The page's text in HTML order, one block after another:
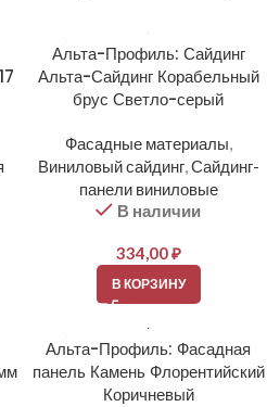
Альта-Профиль: Сайдинг
Альта-Сайдинг Корабельный
брус Светло-серый
Фасадные материалы,
Виниловый сайдинг,Сайдинг-
панели виниловые
В наличии
334,00₽
В КОРЗИНУ
Альта-Профиль: Фасадная
панель Камень Флорентийский
Коричневый